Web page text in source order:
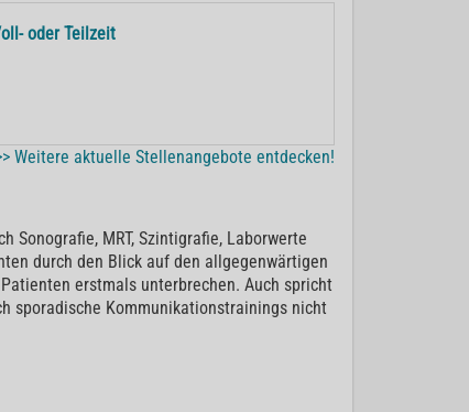
oder Teilzeit
Weitere aktuelle Stellenangebote entdecken!
Sonografie, MRT, Szintigrafie, Laborwerte
durch den Blick auf den allgegenwärtigen
erstmals unterbrechen. Auch spricht
sporadische Kommunikationstrainings nicht